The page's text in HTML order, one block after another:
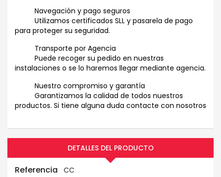
Navegación y pago seguros
Utilizamos certificados SLL y pasarela de pago
para proteger su seguridad.
Transporte por Agencia
Puede recoger su pedido en nuestras
instalaciones o se lo haremos llegar mediante agencia.
Nuestro compromiso y garantía
Garantizamos la calidad de todos nuestros
productos. Si tiene alguna duda contacte con nosotros
DETALLES DEL PRODUCTO
Referencia CC